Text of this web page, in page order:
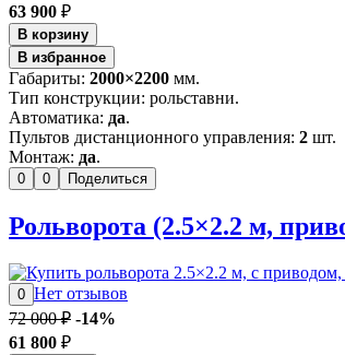
63 900 ₽
В корзину
В избранное
Габариты: 2000×2200 мм.
Тип конструкции: рольставни.
Автоматика: да.
Пультов дистанционного управления: 2 шт.
Монтаж: да.
0 0 Поделиться
Рольворота (2.5×2.2 м,
0 Нет отзывов
72 000 ₽ -14%
61 800 ₽